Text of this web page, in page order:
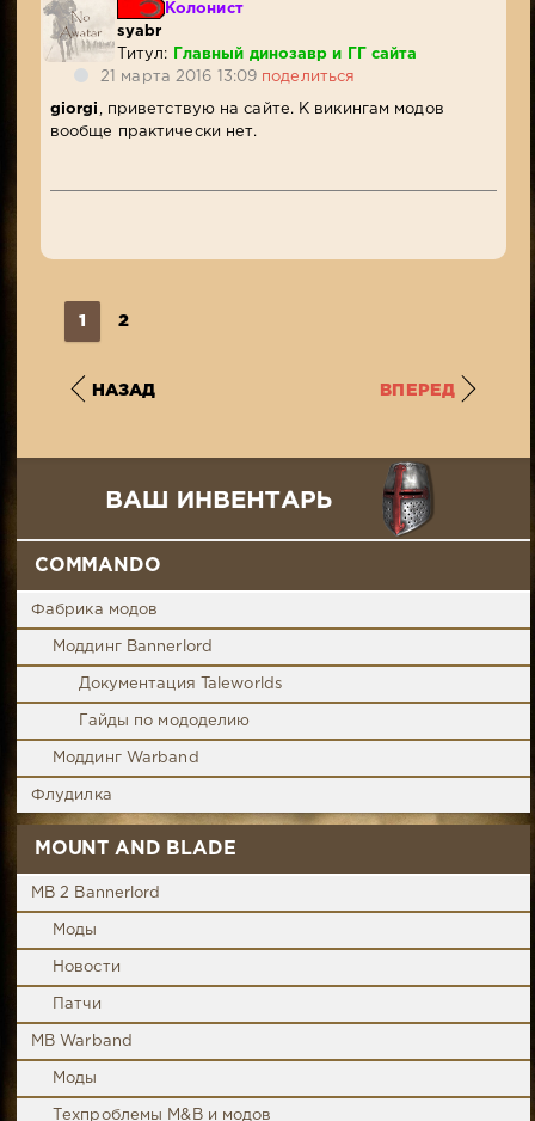
Колонист
syabr
Титул:
Главный динозавр и ГГ сайта
21 марта 2016 13:09 поделиться
giorgi
, приветствую на сайте. К викингам модов
вообще практически нет.
1 2
НАЗАД ВПЕРЕД
COMMANDO
Фабрика модов
Моддинг Bannerlord
Документация Taleworlds
Гайды по мододелию
Моддинг Warband
Флудилка
MOUNT AND BLADE
MB 2 Bannerlord
Моды
Новости
Патчи
MB Warband
Моды
Техпроблемы M&B и модов